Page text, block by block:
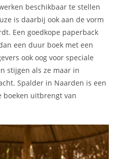
beschikbaar te stellen
is daarbij ook aan de vorm
Een goedkope paperback
een duur boek met een
ook oog voor speciale
stijgen als ze maar in
Spalder in Naarden is een
boeken uitbrengt van